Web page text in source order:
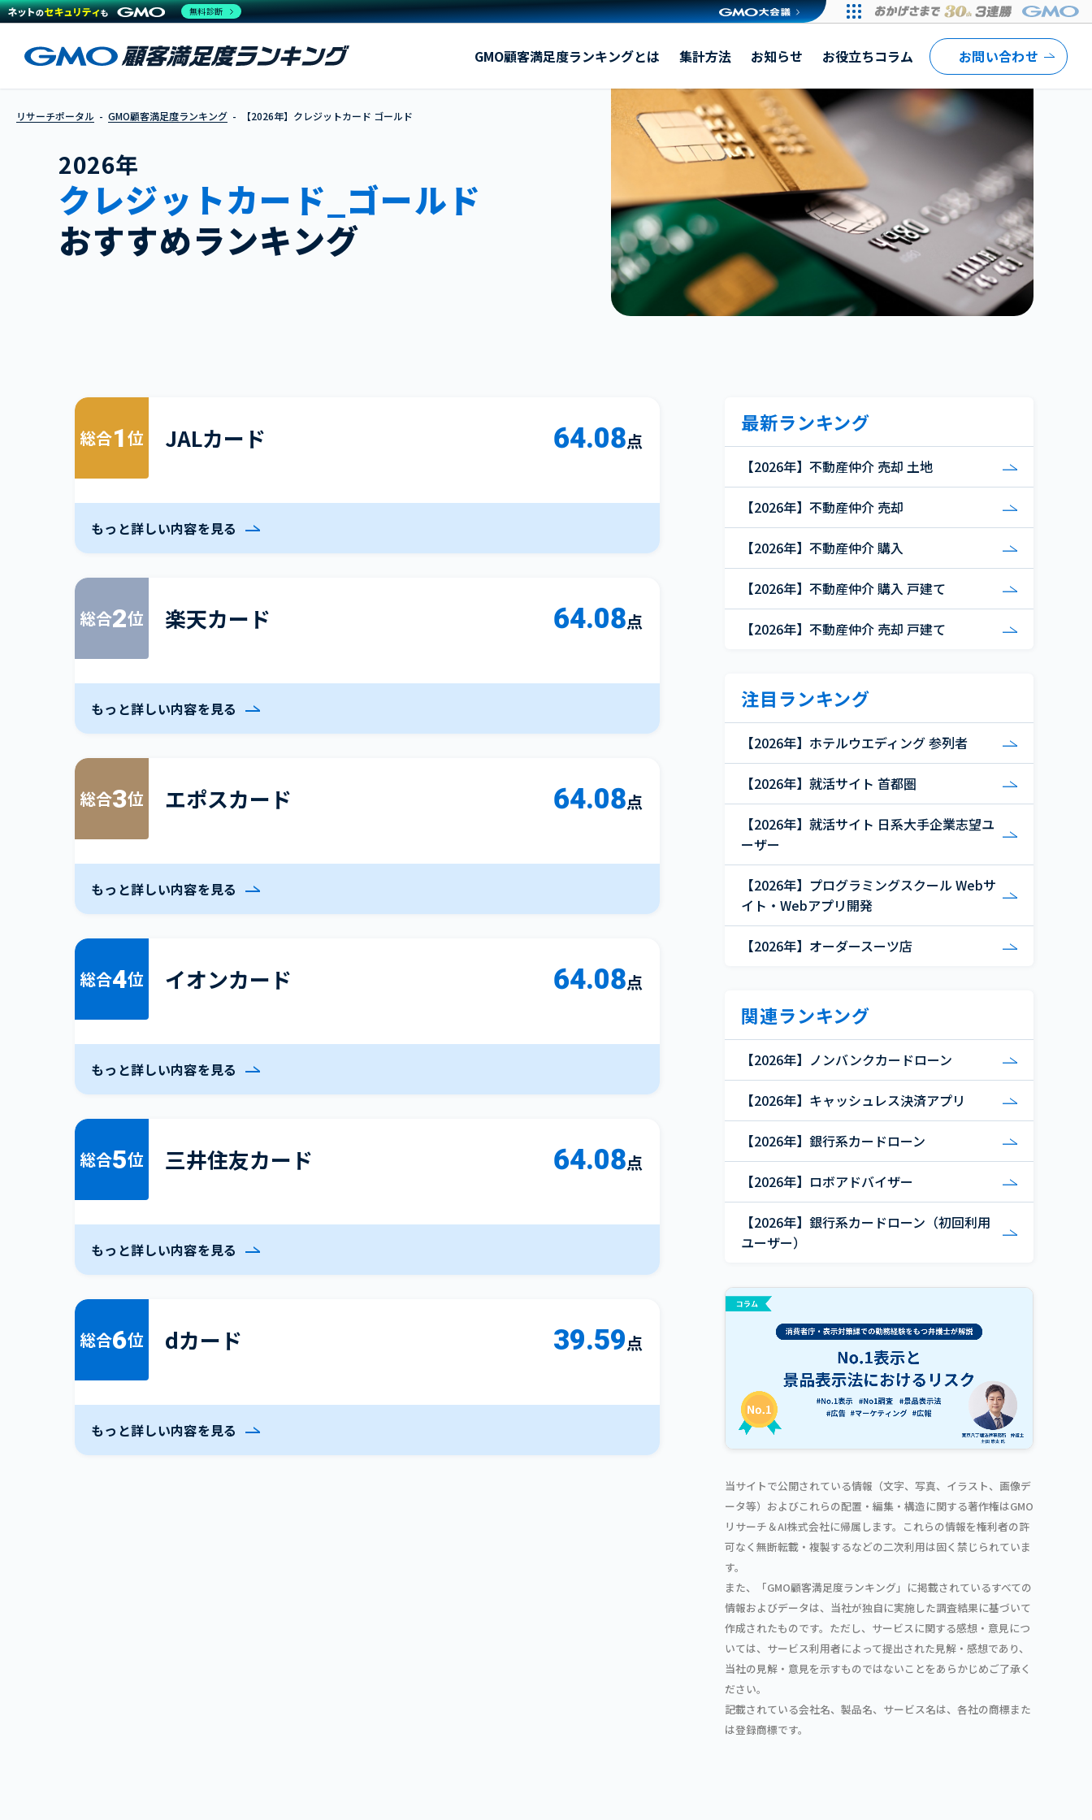
【2026年】クレジットカード ゴールド
GMO顧客満足度ランキングとは 集計方法 お知らせ お役立ちコラム お問い合わせ
リサーチポータル GMO顧客満足度ランキング 【2026年】クレジットカード ゴールド
2026年
クレジットカード_ゴールド
おすすめランキング
総合1位 JALカード 64.08点
もっと詳しい内容を見る
総合2位 楽天カード 64.08点
もっと詳しい内容を見る
総合3位 エポスカード 64.08点
もっと詳しい内容を見る
総合4位 イオンカード 64.08点
もっと詳しい内容を見る
総合5位 三井住友カード 64.08点
もっと詳しい内容を見る
総合6位 dカード 39.59点
もっと詳しい内容を見る
最新ランキング
【2026年】不動産仲介 売却 土地
【2026年】不動産仲介 売却
【2026年】不動産仲介 購入
【2026年】不動産仲介 購入 戸建て
【2026年】不動産仲介 売却 戸建て
注目ランキング
【2026年】ホテルウエディング 参列者
【2026年】就活サイト 首都圏
【2026年】就活サイト 日系大手企業志望ユ
ーザー
【2026年】プログラミングスクール Webサ
イト・Webアプリ開発
【2026年】オーダースーツ店
関連ランキング
【2026年】ノンバンクカードローン
【2026年】キャッシュレス決済アプリ
【2026年】銀行系カードローン
【2026年】ロボアドバイザー
【2026年】銀行系カードローン（初回利用
ユーザー）
当サイトで公開されている情報（文字、写真、イラスト、画像デ
ータ等）およびこれらの配置・編集・構造に関する著作権はGMO
リサーチ＆AI株式会社に帰属します。これらの情報を権利者の許
可なく無断転載・複製するなどの二次利用は固く禁じられていま
す。
また、「GMO顧客満足度ランキング」に掲載されているすべての
情報およびデータは、当社が独自に実施した調査結果に基づいて
作成されたものです。ただし、サービスに関する感想・意見につ
いては、サービス利用者によって提出された見解・感想であり、
当社の見解・意見を示すものではないことをあらかじめご了承く
ださい。
記載されている会社名、製品名、サービス名は、各社の商標また
は登録商標です。
無料診断